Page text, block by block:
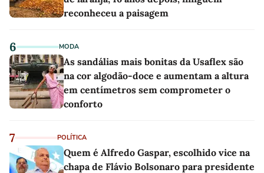
reconheceu a paisagem
6 MODA
As sandálias mais bonitas da Usaflex são
na cor algodão-doce e aumentam a altura
em centímetros sem comprometer o
conforto
7 POLÍTICA
Quem é Alfredo Gaspar, escolhido vice na
chapa de Flávio Bolsonaro para presidente